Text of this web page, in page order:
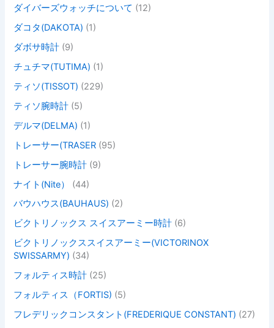
ダイバーズウォッチについて (12)
ダコタ(DAKOTA) (1)
ダボサ時計 (9)
チュチマ(TUTIMA) (1)
ティソ(TISSOT) (229)
ティソ腕時計 (5)
デルマ(DELMA) (1)
トレーサー(TRASER (95)
トレーサー腕時計 (9)
ナイト(Nite）
(44)
バウハウス(BAUHAUS) (2)
ビクトリノックス スイスアーミー時計 (6)
ビクトリノックススイスアーミー(VICTORINOX
SWISSARMY) (34)
フォルティス時計 (25)
フォルティス（FORTIS) (5)
フレデリックコンスタント(FREDERIQUE CONSTANT) (27)